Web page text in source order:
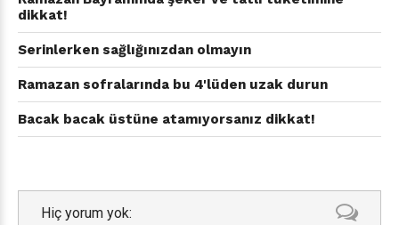
dikkat!
Serinlerken sağlığınızdan olmayın
Ramazan sofralarında bu 4'lüden uzak durun
Bacak bacak üstüne atamıyorsanız dikkat!
Hiç yorum yok: